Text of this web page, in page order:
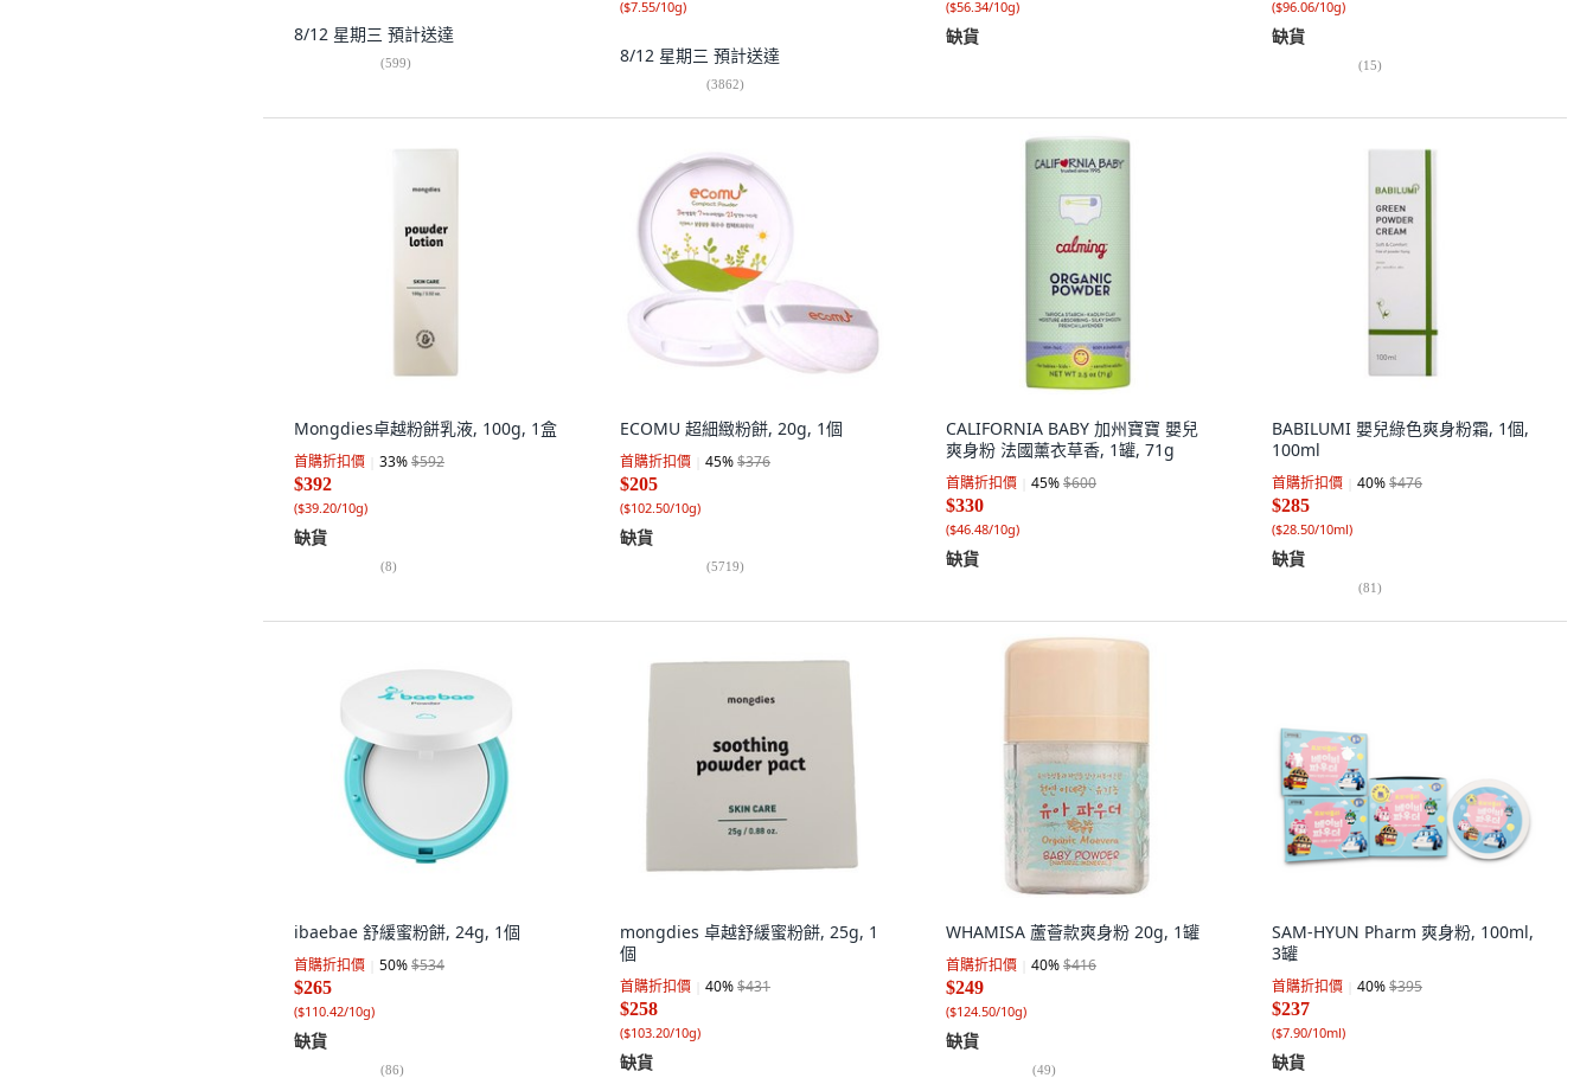
8/12 星期三 預計送達
(599)
($7.55/10g)
8/12 星期三 預計送達
(3862)
($56.34/10g)
缺貨
($96.06/10g)
缺貨
(15)
Mongdies卓越粉餅乳液, 100g, 1盒
首購折扣價 33%$592
$392
($39.20/10g)
缺貨
(8)
ECOMU 超細緻粉餅, 20g, 1個
首購折扣價 45%$376
$205
($102.50/10g)
缺貨
(5719)
CALIFORNIA BABY 加州寶寶 嬰兒
爽身粉 法國薰衣草香, 1罐, 71g
首購折扣價 45%$600
$330
($46.48/10g)
缺貨
BABILUMI 嬰兒綠色爽身粉霜, 1個,
100ml
首購折扣價 40%$476
$285
($28.50/10ml)
缺貨
(81)
ibaebae 舒緩蜜粉餅, 24g, 1個
首購折扣價 50%$534
$265
($110.42/10g)
缺貨
(86)
mongdies 卓越舒緩蜜粉餅, 25g, 1
個
首購折扣價 40%$431
$258
($103.20/10g)
缺貨
WHAMISA 蘆薈款爽身粉 20g, 1罐
首購折扣價 40%$416
$249
($124.50/10g)
缺貨
(49)
SAM-HYUN Pharm 爽身粉, 100ml,
3罐
首購折扣價 40%$395
$237
($7.90/10ml)
缺貨